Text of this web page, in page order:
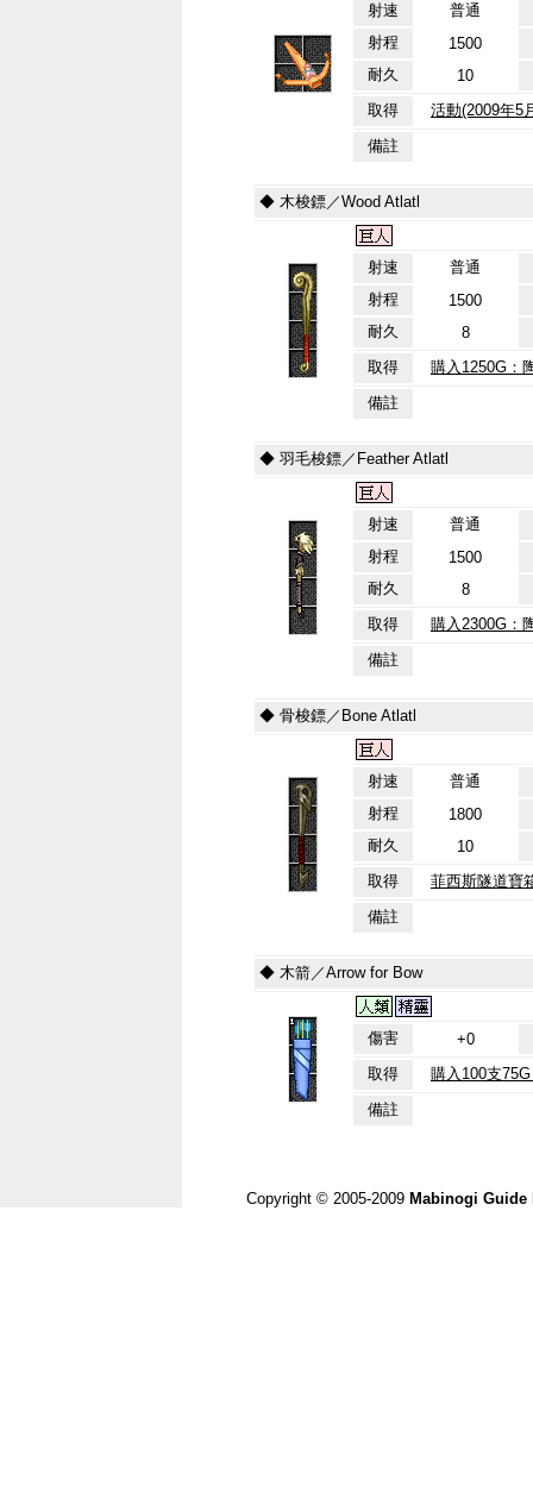
射速
普通
射程
1500
耐久
10
取得
活動(2009年5
備註
◆ 木梭鏢／Wood Atlatl
射速
普通
射程
1500
耐久
8
取得
購入1250G：
備註
◆ 羽毛梭鏢／Feather Atlatl
射速
普通
射程
1500
耐久
8
取得
購入2300G：
備註
◆ 骨梭鏢／Bone Atlatl
射速
普通
射程
1800
耐久
10
取得
菲西斯隧道寶
備註
◆ 木箭／Arrow for Bow
傷害
+0
取得
購入100支
備註
Copyright © 2005-2009 Mabinogi Guide